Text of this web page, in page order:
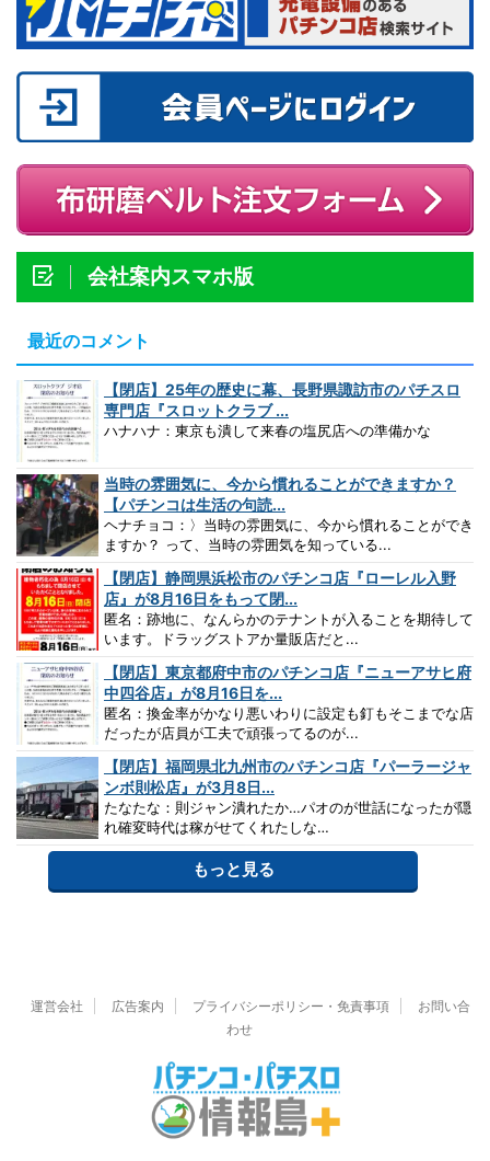
会社案内スマホ版
最近のコメント
【閉店】25年の歴史に幕、長野県諏訪市のパチスロ
専門店『スロットクラブ ...
ハナハナ：東京も潰して来春の塩尻店への準備かな
当時の雰囲気に、今から慣れることができますか？
【パチンコは生活の句読...
ヘナチョコ：〉当時の雰囲気に、今から慣れることができ
ますか？ って、当時の雰囲気を知っている...
【閉店】静岡県浜松市のパチンコ店『ローレル入野
店』が8月16日をもって閉...
匿名：跡地に、なんらかのテナントが入ることを期待して
います。ドラッグストアか量販店だと...
【閉店】東京都府中市のパチンコ店『ニューアサヒ府
中四谷店』が8月16日を...
匿名：換金率がかなり悪いわりに設定も釘もそこまでな店
だったが店員が工夫で頑張ってるのが...
【閉店】福岡県北九州市のパチンコ店『パーラージャ
ンボ則松店』が3月8日...
たなたな：則ジャン潰れたか…パオのが世話になったが隠
れ確変時代は稼がせてくれたしな…
もっと見る
運営会社 広告案内 プライバシーポリシー・免責事項
お問い合
わせ